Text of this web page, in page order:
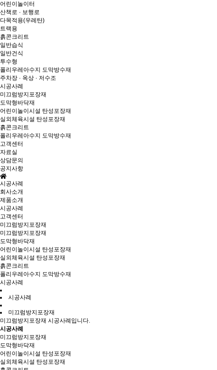
어린이놀이터
산책로 · 보행로
다목적용(우레탄)
트랙용
흙콘크리트
일반습식
일반건식
투수형
폴리우레아수지 도막방수재
주차장 · 옥상 · 저수조
시공사례
미끄럼방지포장재
도막형바닥재
어린이놀이시설 탄성포장재
실외체육시설 탄성포장재
흙콘크리트
폴리우레아수지 도막방수재
고객센터
자료실
상담문의
공지사항
시공사례
회사소개
제품소개
시공사례
고객센터
미끄럼방지포장재
미끄럼방지포장재
도막형바닥재
어린이놀이시설 탄성포장재
실외체육시설 탄성포장재
흙콘크리트
폴리우레아수지 도막방수재
시공사례
시공사례
미끄럼방지포장재
미끄럼방지포장재 시공사례입니다.
시공사례
미끄럼방지포장재
도막형바닥재
어린이놀이시설 탄성포장재
실외체육시설 탄성포장재